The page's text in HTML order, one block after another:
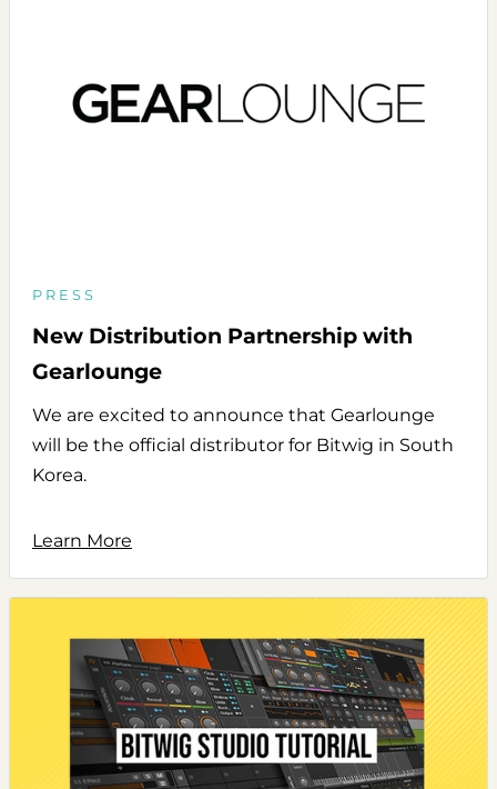
PRESS
New Distribution Partnership with
Gearlounge
We are excited to announce that Gearlounge
will be the official distributor for Bitwig in South
Korea.
Learn More